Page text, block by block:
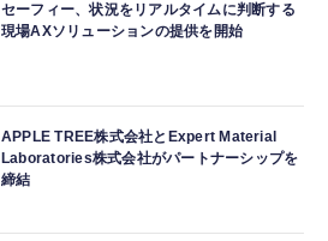
セーフィー、状況をリアルタイムに判断する
現場AXソリューションの提供を開始
APPLE TREE株式会社とExpert Material
Laboratories株式会社がパートナーシップを
締結